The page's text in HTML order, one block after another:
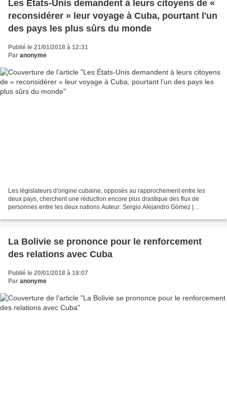
Les États-Unis demandent à leurs citoyens de «
reconsidérer » leur voyage à Cuba, pourtant l'un
des pays les plus sûrs du monde
Publié le 21/01/2018 à 12:31
Par anonyme
Les législateurs d'origine cubaine, opposés au rapprochement entre les
deux pays, cherchent une réduction encore plus drastique des flux de
personnes entre les deux nations Auteur: Sergio Alejandro Gómez |
La Bolivie se prononce pour le renforcement
des relations avec Cuba
Publié le 20/01/2018 à 18:07
Par anonyme